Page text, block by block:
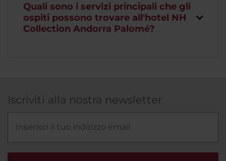
Quali sono i servizi principali che gli
ospiti possono trovare all'hotel NH
Collection Andorra Palomé?
Iscriviti alla nostra newsletter